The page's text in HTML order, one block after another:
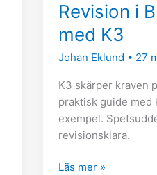
Revision i
med K3
Johan Eklund • 27
K3 skärper kraven
praktisk guide med
exempel.
revisionsklara.
Läs mer »